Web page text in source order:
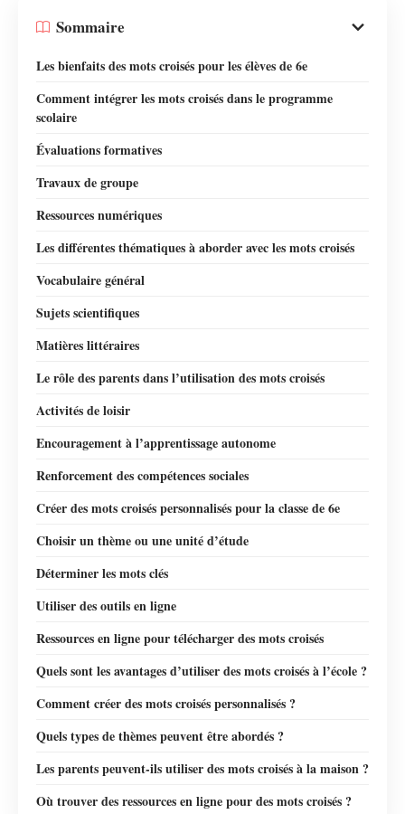
Sommaire
Les bienfaits des mots croisés pour les élèves de 6e
Comment intégrer les mots croisés dans le programme
scolaire
Évaluations formatives
Travaux de groupe
Ressources numériques
Les différentes thématiques à aborder avec les mots croisés
Vocabulaire général
Sujets scientifiques
Matières littéraires
Le rôle des parents dans l’utilisation des mots croisés
Activités de loisir
Encouragement à l’apprentissage autonome
Renforcement des compétences sociales
Créer des mots croisés personnalisés pour la classe de 6e
Choisir un thème ou une unité d’étude
Déterminer les mots clés
Utiliser des outils en ligne
Ressources en ligne pour télécharger des mots croisés
Quels sont les avantages d’utiliser des mots croisés à l’école ?
Comment créer des mots croisés personnalisés ?
Quels types de thèmes peuvent être abordés ?
Les parents peuvent-ils utiliser des mots croisés à la maison ?
Où trouver des ressources en ligne pour des mots croisés ?